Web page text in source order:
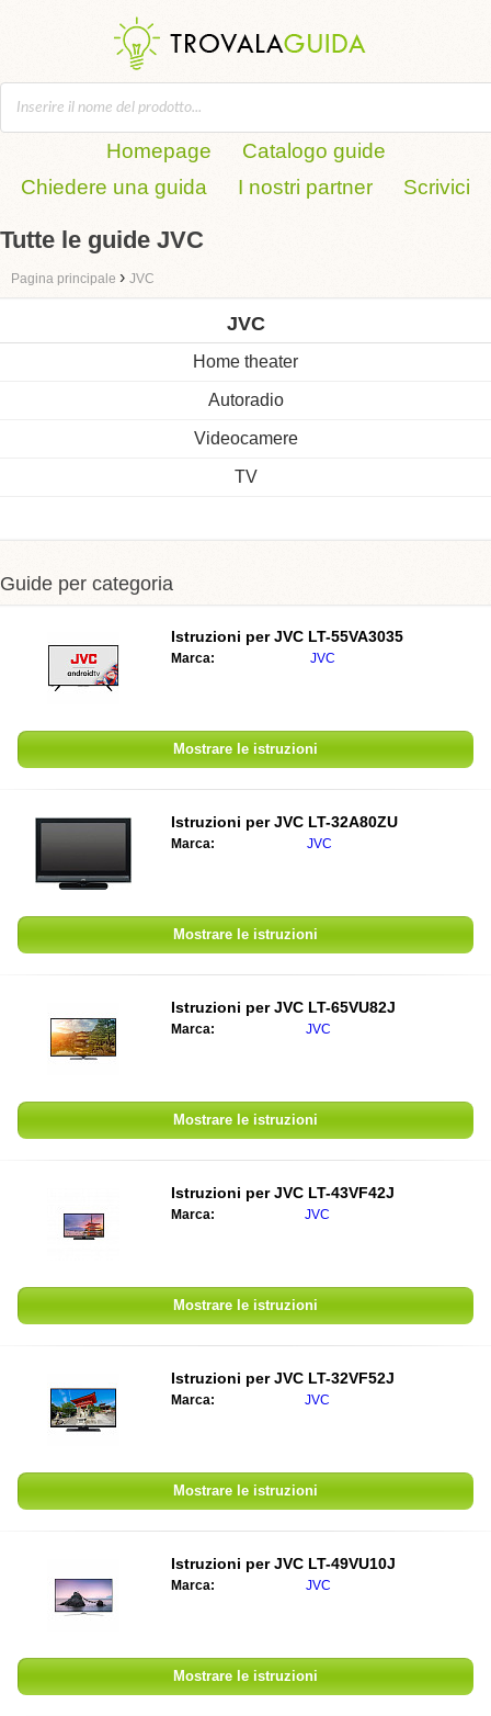
Homepage
Catalogo guide
Chiedere una guida
I nostri partner Scrivici
Tutte le guide JVC
Pagina principale › JVC
JVC
Home theater
Autoradio
Videocamere
TV
Guide per categoria
Istruzioni per JVC LT-55VA3035
Marca: JVC
Mostrare le istruzioni
Istruzioni per JVC LT-32A80ZU
Marca: JVC
Mostrare le istruzioni
Istruzioni per JVC LT-65VU82J
Marca: JVC
Mostrare le istruzioni
Istruzioni per JVC LT-43VF42J
Marca: JVC
Mostrare le istruzioni
Istruzioni per JVC LT-32VF52J
Marca: JVC
Mostrare le istruzioni
Istruzioni per JVC LT-49VU10J
Marca: JVC
Mostrare le istruzioni